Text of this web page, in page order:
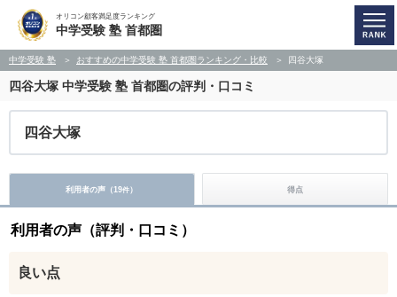
オリコン顧客満足度ランキング
中学受験 塾 首都圏
中学受験 塾 おすすめの中学受験 塾 首都圏ランキング・比較 四谷大塚
四谷大塚 中学受験 塾 首都圏の評判・口コミ
四谷大塚
利用者の声（19件） 得点
利用者の声（評判・口コミ）
良い点